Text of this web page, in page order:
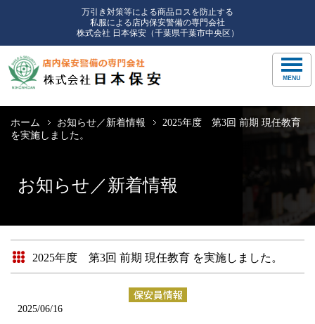
万引き対策等による商品ロスを防止する
私服による店内保安警備の専門会社
株式会社 日本保安（千葉県千葉市中央区）
ホーム お知らせ／新着情報
2025年度 第3回 前期 現任教育
を実施しました。
お知らせ／新着情報
2025年度 第3回 前期 現任教育 を実施しました。
2025/06/16